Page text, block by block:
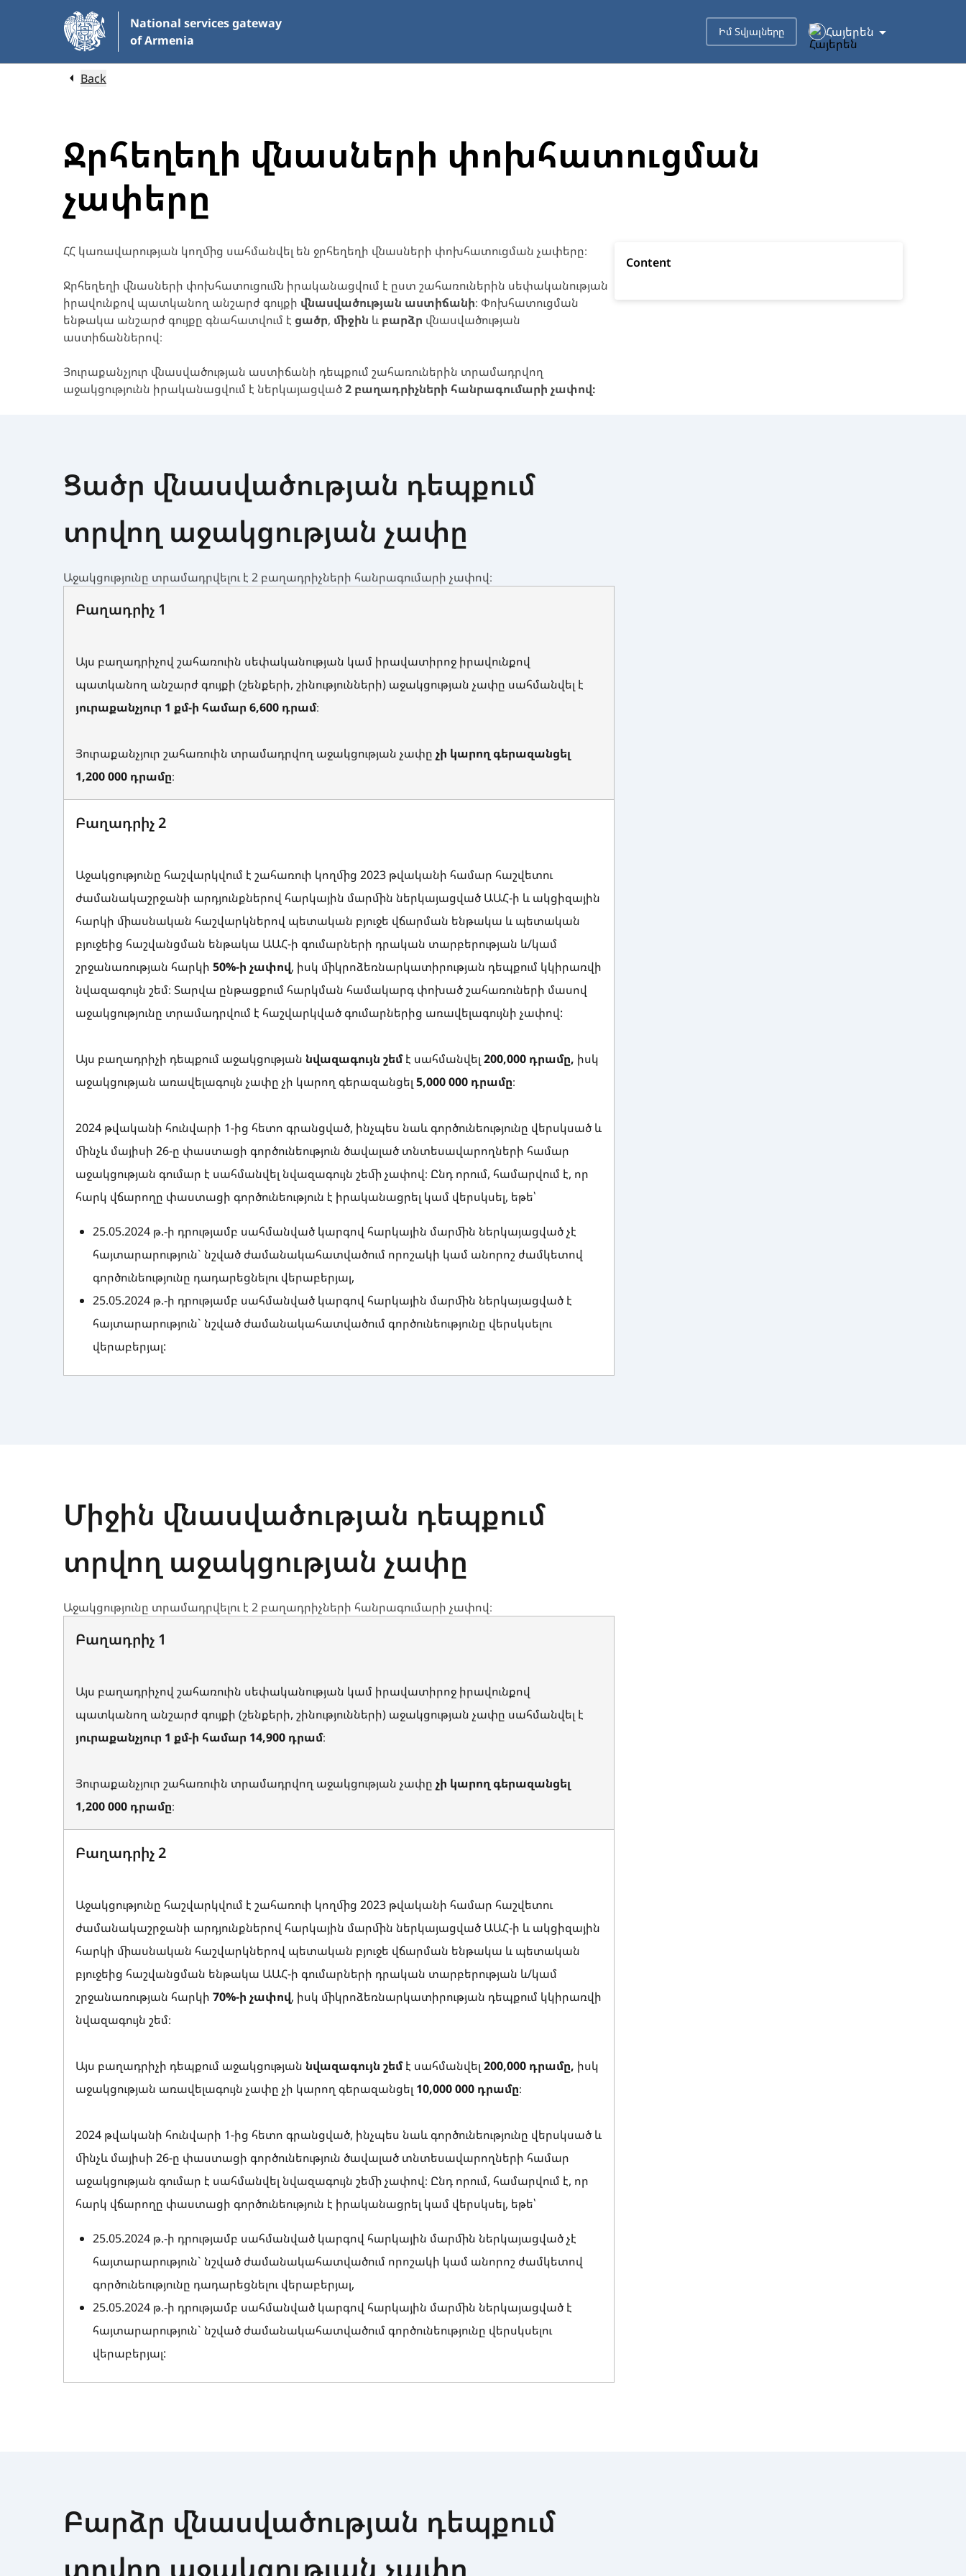
Content
National services gateway
of Armenia
Իմ Տվյալները Հայերեն
Back
Ջրհեղեղի վնասների փոխհատուցման
չափերը
Content
ՀՀ կառավարության կողմից սահմանվել են ջրհեղեղի վնասների փոխհատուցման չափերը։
Ջրհեղեղի վնասների փոխհատուցումն իրականացվում է ըստ շահառուներին սեփականության
իրավունքով պատկանող անշարժ գույքի վնասվածության աստիճանի։ Փոխհատուցման
ենթակա անշարժ գույքը գնահատվում է ցածր, միջին և բարձր վնասվածության
աստիճաններով։
Յուրաքանչյուր վնասվածության աստիճանի դեպքում շահառուներին տրամադրվող
աջակցությունն իրականացվում է ներկայացված2 բաղադրիչների հանրագումարի չափով։
Ցածր վնասվածության դեպքում
տրվող աջակցության չափը
Աջակցությունը տրամադրվելու է 2 բաղադրիչների հանրագումարի չափով։
Բաղադրիչ 1
Այս բաղադրիչով շահառուին սեփականության կամ իրավատիրոջ իրավունքով
պատկանող անշարժ գույքի (շենքերի, շինությունների) աջակցության չափը սահմանվել է
յուրաքանչյուր 1 քմ-ի համար 6,600 դրամ։
Յուրաքանչյուր շահառուին տրամադրվող աջակցության չափը չի կարող գերազանցել
1,200 000 դրամը։
Բաղադրիչ 2
Աջակցությունը հաշվարկվում է շահառուի կողմից 2023 թվականի համար հաշվետու
ժամանակաշրջանի արդյունքներով հարկային մարմին ներկայացված ԱԱՀ-ի և ակցիզային
հարկի միասնական հաշվարկներով պետական բյուջե վճարման ենթակա և պետական
բյուջեից հաշվանցման ենթակա ԱԱՀ-ի գումարների դրական տարբերության և/կամ
շրջանառության հարկի 50%-ի չափով, իսկ միկրոձեռնարկատիրության դեպքում կկիրառվի
նվազագույն շեմ։ Տարվա ընթացքում հարկման համակարգ փոխած շահառուների մասով
աջակցությունը տրամադրվում է հաշվարկված գումարներից առավելագույնի չափով:
Այս բաղադրիչի դեպքում աջակցության նվազագույն շեմէ սահմանվել 200,000 դրամը, իսկ
աջակցության առավելագույն չափը չի կարող գերազանցել 5,000 000 դրամը։
2024 թվականի հունվարի 1-ից հետո գրանցված, ինչպես նաև գործունեությունը վերսկսած և
մինչև մայիսի 26-ը փաստացի գործունեություն ծավալած տնտեսավարողների համար
աջակցության գումար է սահմանվել նվազագույն շեմի չափով։ Ընդ որում, համարվում է, որ
հարկ վճարողը փաստացի գործունեություն է իրականացրել կամ վերսկսել, եթե՝
25.05.2024 թ.-ի դրությամբ սահմանված կարգով հարկային մարմին ներկայացված չէ
հայտարարություն` նշված ժամանակահատվածում որոշակի կամ անորոշ ժամկետով
գործունեությունը դադարեցնելու վերաբերյալ,
25.05.2024 թ.-ի դրությամբ սահմանված կարգով հարկային մարմին ներկայացված է
հայտարարություն` նշված ժամանակահատվածում գործունեությունը վերսկսելու
վերաբերյալ:
Միջին վնասվածության դեպքում
տրվող աջակցության չափը
Աջակցությունը տրամադրվելու է 2 բաղադրիչների հանրագումարի չափով։
Բաղադրիչ 1
Այս բաղադրիչով շահառուին սեփականության կամ իրավատիրոջ իրավունքով
պատկանող անշարժ գույքի (շենքերի, շինությունների) աջակցության չափը սահմանվել է
յուրաքանչյուր 1 քմ-ի համար 14,900 դրամ։
Յուրաքանչյուր շահառուին տրամադրվող աջակցության չափը չի կարող գերազանցել
1,200 000 դրամը։
Բաղադրիչ 2
Աջակցությունը հաշվարկվում է շահառուի կողմից 2023 թվականի համար հաշվետու
ժամանակաշրջանի արդյունքներով հարկային մարմին ներկայացված ԱԱՀ-ի և ակցիզային
հարկի միասնական հաշվարկներով պետական բյուջե վճարման ենթակա և պետական
բյուջեից հաշվանցման ենթակա ԱԱՀ-ի գումարների դրական տարբերության և/կամ
շրջանառության հարկի 70%-ի չափով, իսկ միկրոձեռնարկատիրության դեպքում կկիրառվի
նվազագույն շեմ։
Այս բաղադրիչի դեպքում աջակցության նվազագույն շեմէ սահմանվել 200,000 դրամը, իսկ
աջակցության առավելագույն չափը չի կարող գերազանցել 10,000 000 դրամը։
2024 թվականի հունվարի 1-ից հետո գրանցված, ինչպես նաև գործունեությունը վերսկսած և
մինչև մայիսի 26-ը փաստացի գործունեություն ծավալած տնտեսավարողների համար
աջակցության գումար է սահմանվել նվազագույն շեմի չափով։ Ընդ որում, համարվում է, որ
հարկ վճարողը փաստացի գործունեություն է իրականացրել կամ վերսկսել, եթե՝
25.05.2024 թ.-ի դրությամբ սահմանված կարգով հարկային մարմին ներկայացված չէ
հայտարարություն` նշված ժամանակահատվածում որոշակի կամ անորոշ ժամկետով
գործունեությունը դադարեցնելու վերաբերյալ,
25.05.2024 թ.-ի դրությամբ սահմանված կարգով հարկային մարմին ներկայացված է
հայտարարություն` նշված ժամանակահատվածում գործունեությունը վերսկսելու
վերաբերյալ:
Բարձր վնասվածության դեպքում
տրվող աջակցության չափը